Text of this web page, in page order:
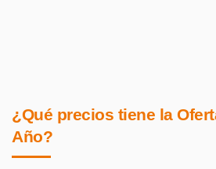
¿Qué precios tiene la
Año?